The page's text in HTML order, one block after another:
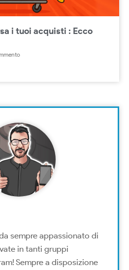
i tuoi acquisti : Ecco
sempre appassionato di
in tanti gruppi
Sempre a disposizione